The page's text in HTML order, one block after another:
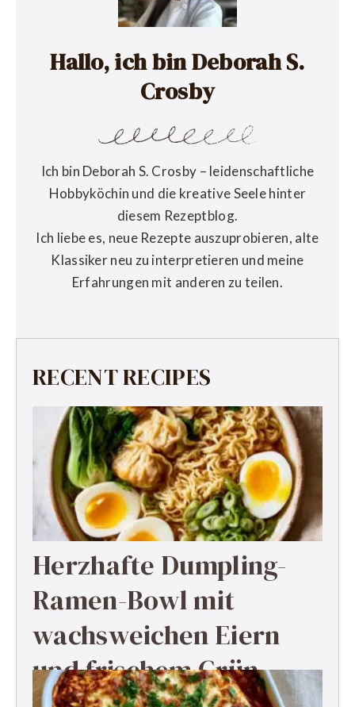
Hallo, ich bin Deborah S.
Crosby
Ich bin Deborah S. Crosby – leidenschaftliche
Hobbyköchin und die kreative Seele hinter
diesem Rezeptblog.
Ich liebe es, neue Rezepte auszuprobieren, alte
Klassiker neu zu interpretieren und meine
Erfahrungen mit anderen zu teilen.
RECENT RECIPES
Herzhafte Dumpling-
Ramen-Bowl mit
wachsweichen Eiern
und frischem Grün